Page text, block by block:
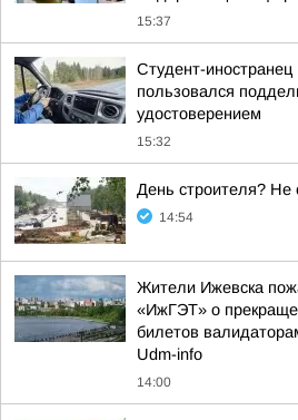
15:37
Студент-
пользовался
удостоверением
15:32
День строителя?
14:54
Жители Ижевска
«ИжГЭТ» о
билетов
Udm-info
14:00